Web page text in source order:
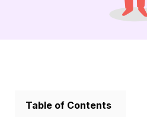
Table of Contents